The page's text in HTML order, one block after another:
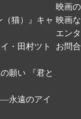
猫）』キャ
・田村ツト
願い 『君と
永遠のアイ
映画
映画
エン
お問